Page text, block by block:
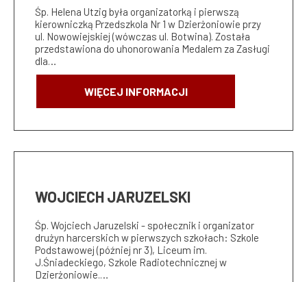
Śp. Helena Utzig była organizatorką i pierwszą
kierowniczką Przedszkola Nr 1 w Dzierżoniowie przy
ul. Nowowiejskiej (wówczas ul. Botwina). Została
przedstawiona do uhonorowania Medalem za Zasługi
dla…
WIĘCEJ INFORMACJI
WOJCIECH JARUZELSKI
Śp. Wojciech Jaruzelski - społecznik i organizator
drużyn harcerskich w pierwszych szkołach: Szkole
Podstawowej (później nr 3), Liceum im.
J.Śniadeckiego, Szkole Radiotechnicznej w
Dzierżoniowie.…